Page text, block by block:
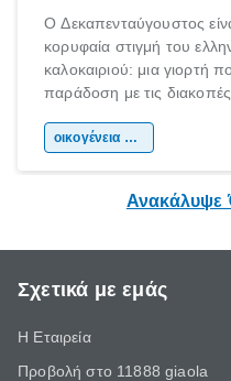
Ο Δεκαπενταύγουστος
κορυφαία στιγμή του
καλοκαιριού: μια γιορτή
παράδοση με τις διακοπές
χώρας. Είτε πρόκειται για
οικογένεια & παιδί
Ανακάλυψε
Σχετικά με εμάς
Η Εταιρεία
Προβολή στο 11888 giaola